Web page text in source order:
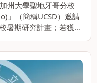
州大學聖地牙哥分校
」（簡稱UCSD）邀請
暑期研究計畫；若獲